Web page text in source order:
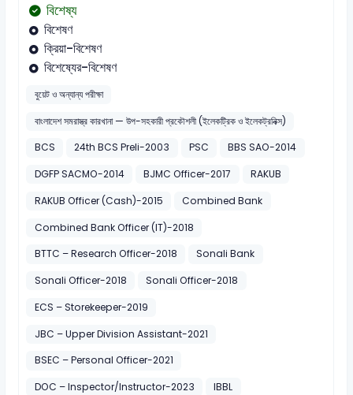
বিশেষ্য
বিশেষণ
ক্রিয়া-বিশেষণ
বিশেষ্যের-বিশেষণ
বুয়েট ও অন্যান্য পরীক্ষা
বাংলাদেশ সমরাস্ত্র কারখানা — উপ-সহকারী প্রকৌশলী (ইলেকট্রিক ও ইলেকট্রনিক্স)
BCS
24th BCS Preli-2003 PSC
BBS SAO-2014
DGFP SACMO-2014
BJMC Officer-2017
RAKUB
RAKUB Officer (Cash)-2015
Combined Bank
Combined Bank Officer (IT)-2018
BTTC – Research Officer-2018
Sonali Bank
Sonali Officer-2018
Sonali Officer-2018
ECS – Storekeeper-2019
JBC – Upper Division Assistant-2021
BSEC – Personal Officer-2021
DOC – Inspector/Instructor-2023
IBBL